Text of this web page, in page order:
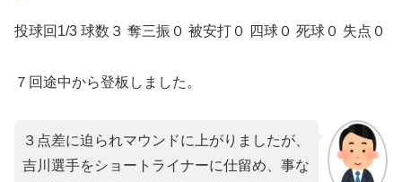
投球回1/3 球数３ 奪三振０ 被安打０ 四球０ 死球０ 失点０
７回途中から登板しました。
３点差に迫られマウンドに上がりましたが、
吉川選手をショートライナーに仕留め、事な